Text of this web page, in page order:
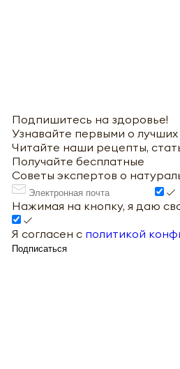
Подпишитесь на здоровье!
Узнавайте первыми о лучших
Читайте наши рецепты,
Получайте бесплатные
Советы экспертов о
Нажимая на кнопку, я даю
Я согласен с политикой
Подписаться